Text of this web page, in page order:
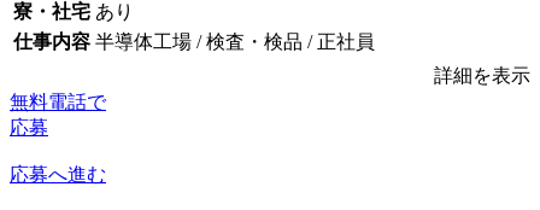
寮・社宅 あり
仕事内容 半導体工場 / 検査・検品 / 正社員
詳細を表示
無料電話で
応募
応募へ進む